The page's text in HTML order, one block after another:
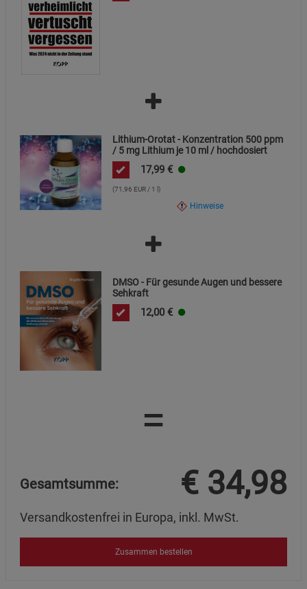
Lithium-Orotat - Konzentration 500 ppm
/ 5 mg Lithium je 10 ml / hochdosiert
17,99 €
(71,96 EUR / 1 l)
Hinweise
DMSO - Für gesunde Augen und bessere
Sehkraft
12,00 €
=
Gesamtsumme: € 34,98
Versandkostenfrei in Europa, inkl. MwSt.
Zusammen bestellen